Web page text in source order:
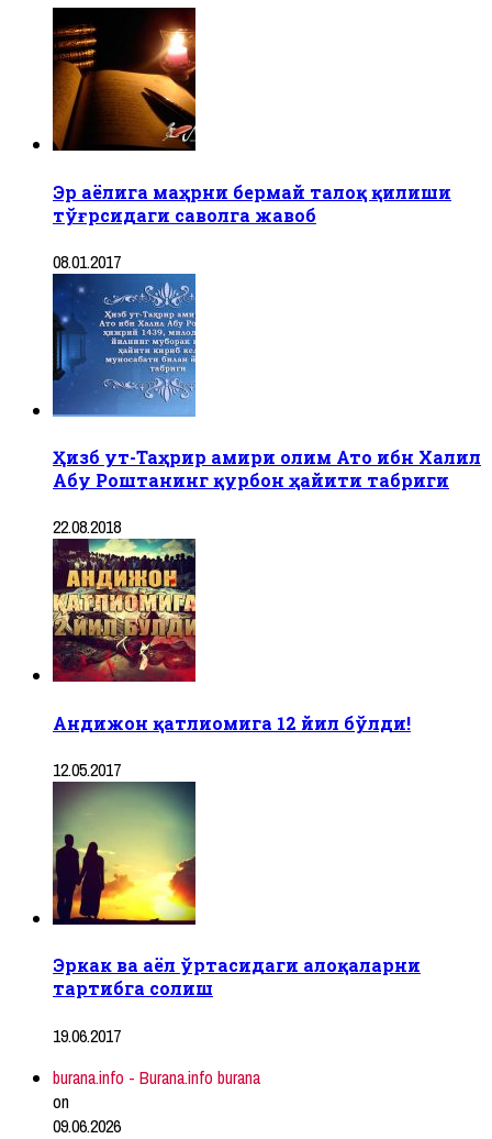
Эр аёлига маҳрни бермай талоқ қилиши
тўғрсидаги саволга жавоб
08.01.2017
Ҳизб ут-Таҳрир амири олим Ато ибн Халил
Абу Роштанинг қурбон ҳайити табриги
22.08.2018
Андижон қатлиомига 12 йил бўлди!
12.05.2017
Эркак ва аёл ўртасидаги алоқаларни
тартибга солиш
19.06.2017
burana.info - Burana.info burana
on
09.06.2026